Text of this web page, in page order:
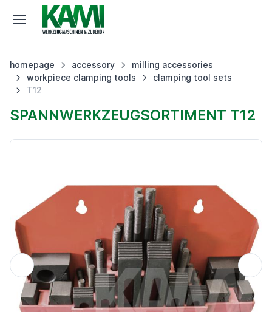
homepage accessory
milling accessories
workpiece clamping tools
clamping tool sets
T12
SPANNWERKZEUGSORTIMENT T12